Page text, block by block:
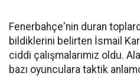
Fenerbahçe'nin duran
bildiklerini belirten İsmail
ciddi çalışmalarımız oldu.
bazı oyunculara taktik